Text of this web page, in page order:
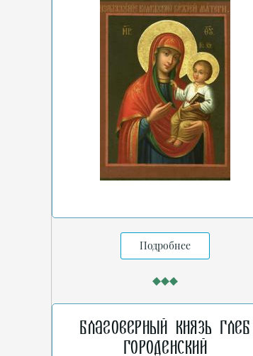
Подробнее
Благоверный князь Глеб
Городенский